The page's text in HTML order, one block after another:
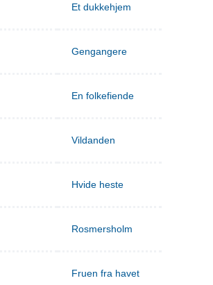
Et dukkehjem
Gengangere
En folkefiende
Vildanden
Hvide heste
Rosmersholm
Fruen fra havet